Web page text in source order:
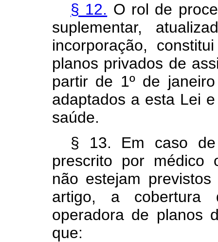
§ 12. O rol de
suplementar,
incorporação,
planos privados de
partir de 1º de
adaptados a esta Lei
saúde.
§ 13. Em caso de
prescrito por médico
não estejam
artigo, a cobertura
operadora de planos
que: